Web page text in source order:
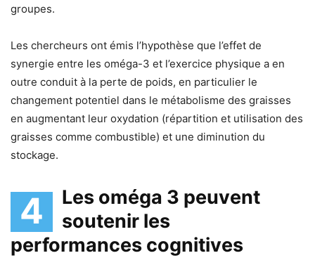
groupes.
Les chercheurs ont émis l’hypothèse que l’effet de
synergie entre les oméga-3 et l’exercice physique a en
outre conduit à la perte de poids, en particulier le
changement potentiel dans le métabolisme des graisses
en augmentant leur oxydation (répartition et utilisation des
graisses comme combustible) et une diminution du
stockage.
4
Les oméga 3 peuvent
soutenir les
performances cognitives